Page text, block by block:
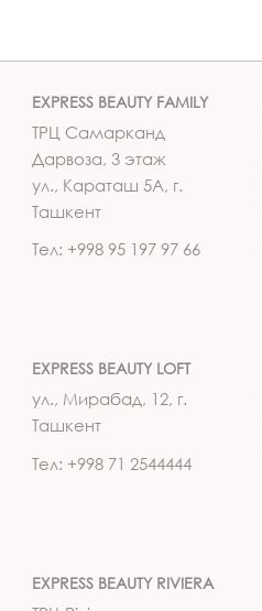
EXPRESS BEAUTY FAMILY
ТРЦ Самарканд
Дарвоза, 3 этаж
ул., Караташ 5А, г.
Ташкент
Тел: +998 95 197 97 66
EXPRESS BEAUTY LOFT
ул., Мирабад, 12, г.
Ташкент
Тел: +998 71 2544444
EXPRESS BEAUTY RIVIERA